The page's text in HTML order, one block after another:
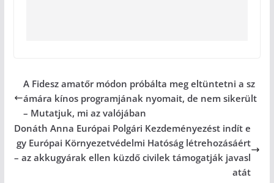
A Fidesz amatőr módon próbálta meg eltüntetni a sz
ámára kínos programjának nyomait, de nem sikerült
– Mutatjuk, mi az valójában
Donáth Anna Európai Polgári Kezdeményezést indít e
gy Európai Környezetvédelmi Hatóság létrehozásáért
– az akkugyárak ellen küzdő civilek támogatják javasl
atát